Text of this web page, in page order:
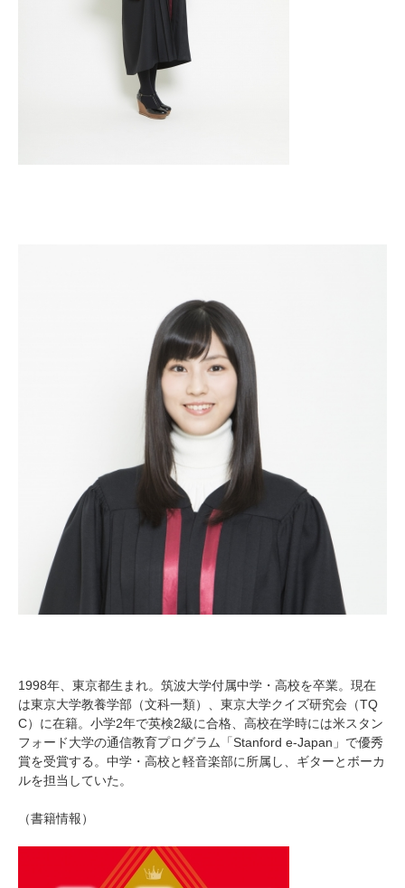
1998年、東京都生まれ。筑波大学付属中学・高校を卒業。現在
は東京大学教養学部（文科一類）、東京大学クイズ研究会（TQ
C）に在籍。小学2年で英検2級に合格、高校在学時には米スタン
フォード大学の通信教育プログラム「Stanford e-Japan」で優秀
賞を受賞する。中学・高校と軽音楽部に所属し、ギターとボーカ
ルを担当していた。
（書籍情報）